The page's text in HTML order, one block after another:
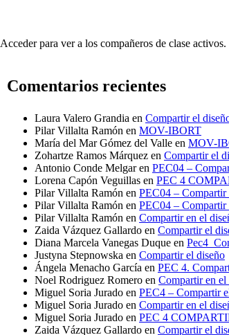
Acceder para ver a los compañeros de clase activos.
Comentarios recientes
Laura Valero Grandia en Compartir el
Pilar Villalta Ramón en MOV-IBORT
María del Mar Gómez del Valle en MOV-
Zohartze Ramos Márquez en Compartir el
Antonio Conde Melgaren PEC04 –
Lorena Capón Veguillas en PEC 4
Pilar Villalta Ramón en PEC04 – Compartir
Pilar Villalta Ramón en PEC04 – Compartir
Pilar Villalta Ramón en Compartir en el
Zaida Vázquez Gallardo en Compartir el
Diana Marcela Vanegas Duque en
Justyna Stepnowska en Compartir el diseño
Ángela Menacho García en PEC 4.
Noel Rodriguez Romero en Compartir en el
Miguel Soria Jurado en PEC4 – Compartir
Miguel Soria Jurado en Compartir en el
Miguel Soria Jurado en PEC 4
Zaida Vázquez Gallardo en Compartir el